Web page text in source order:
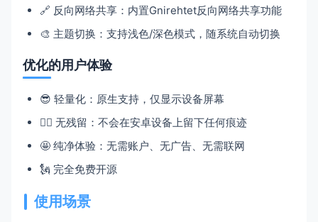
🔗 反向网络共享：内置Gnirehtet反向网络共享功能
🎨 主题切换：支持浅色/深色模式，随系统自动切换
优化的用户体验
😎 轻量化：原生支持，仅显示设备屏幕
🙅‍♂️ 无残留：不会在安卓设备上留下任何痕迹
🤩 纯净体验：无需账户、无广告、无需联网
🗽 完全免费开源
使用场景